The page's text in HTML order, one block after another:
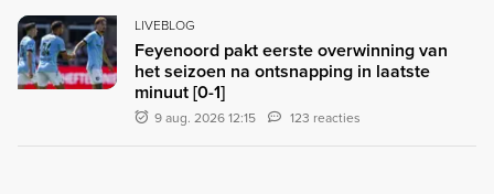
LIVEBLOG
Feyenoord pakt eerste overwinning van
het seizoen na ontsnapping in laatste
minuut [0-1]
9 aug. 2026 12:15 123 reacties